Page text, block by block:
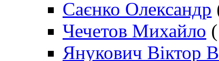
Саєнко Олександр
Чечетов Михайло
Янукович Віктор